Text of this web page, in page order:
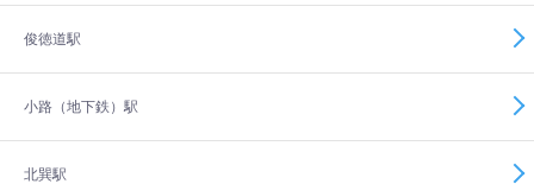
俊徳道駅
小路（地下鉄）駅
北巽駅